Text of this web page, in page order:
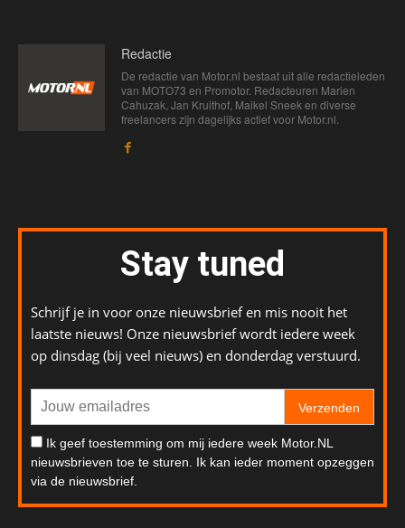
Redactie
De redactie van Motor.nl bestaat uit alle redactieleden
van MOTO73 en Promotor. Redacteuren Marien
Cahuzak, Jan Kruithof, Maikel Sneek en diverse
freelancers zijn dagelijks actief voor Motor.nl.
Stay tuned
Schrijf je in voor onze nieuwsbrief en mis nooit het
laatste nieuws! Onze nieuwsbrief wordt iedere week
op dinsdag (bij veel nieuws) en donderdag verstuurd.
Verzenden
Ik geef toestemming om mij iedere week Motor.NL
nieuwsbrieven toe te sturen. Ik kan ieder moment opzeggen
via de nieuwsbrief.